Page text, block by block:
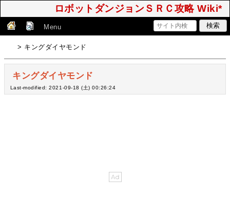
ロボットダンジョンＳＲＣ攻略 Wiki*
Menu
> キングダイヤモンド
キングダイヤモンド
Last-modified: 2021-09-18 (土) 00:26:24